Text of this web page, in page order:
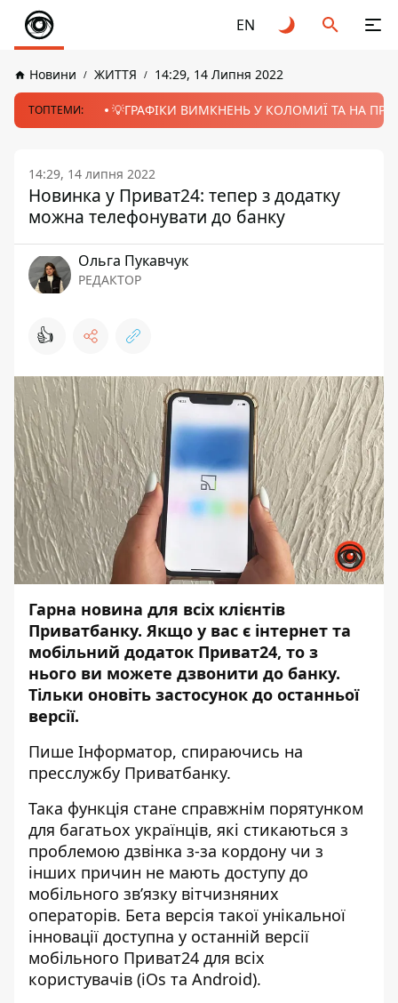
EN
Новини ЖИТТЯ 14:29, 14 Липня 2022
ТОПТЕМИ: 💡ГРАФІКИ ВИМКНЕНЬ У КОЛОМИЇ ТА НА
14:29, 14 липня 2022
Новинка у Приват24: тепер з додатку
можна телефонувати до банку
Ольга Пукавчук
РЕДАКТОР
👍
Гарна новина для всіх клієнтів
Приватбанку. Якщо у вас є інтернет та
мобільний додаток Приват24, то з
нього ви можете дзвонити до банку.
Тільки оновіть застосунок до останньої
версії.
Пише Інформатор, спираючись на
пресслужбу Приватбанку.
Така функція стане справжнім порятунком
для багатьох українців, які стикаються з
проблемою дзвінка з-за кордону чи з
інших причин не мають доступу до
мобільного звʼязку вітчизняних
операторів. Бета версія такої унікальної
інновації доступна у останній версії
мобільного Приват24 для всіх
користувачів (iOs та Android).